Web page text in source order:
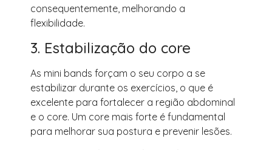
consequentemente, melhorando a
flexibilidade.
3. Estabilização do core
As mini bands forçam o seu corpo a se
estabilizar durante os exercícios, o que é
excelente para fortalecer a região abdominal
e o core. Um core mais forte é fundamental
para melhorar sua postura e prevenir lesões.